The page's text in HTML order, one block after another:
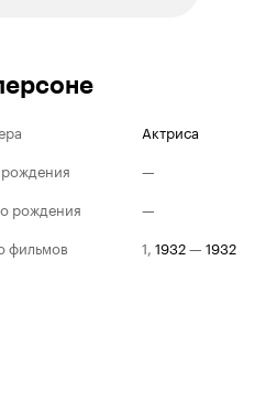
Актриса
—
рождения
—
фильмов
1, 1932— 1932